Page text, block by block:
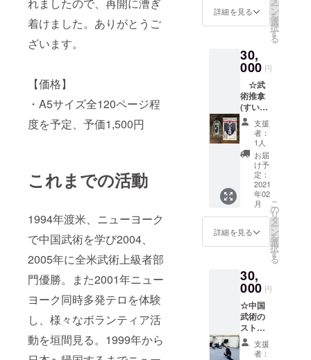
着けました。ありがとうご
ざいます。
【価格】
・A5サイズ全120ページ程
度を予定、予価1,500円
これまでの活動
1994年渡米、ニューヨーク
で中国武術を学び2004、
2005年に全米武術上級者部
門優勝。また2001年ニュー
ヨーク同時多発テロを体験
し、様々なボランティア活
動を垣間見る。1999年から
ル、生
駒市図
定) ＊支
援者の
交通費
や滞在
費はお
支払い
できま
せんの
で、何
卒ご了
承くだ
さい 関
西圏以
外での
合はご
連絡下
国内で
した
ら、ど
こでも
参りま
すが、
関西圏
以外の
間程度
える場
合は、
ご連絡
下さい
＊日程
(2021年
2月上旬
頃から
体験講
座を開
始しま
す) ＊場
所 (会場
は関西
圏での
スポー
ツセン
市いず
みホー
ル、生
駒市図
書会館
など予
定) ＊支
援者の
時間程
超える
場合
連絡下
さい ＊
日程
(2021年
2月上旬
頃から
体験講
座を開
始しま
す) ＊場
所 (会場
は関西
圏での
阿倍野
木津川
市いず
みホー
ル、生
駒市図
書会館
など予
定) ＊支
ご要望
に添え
を交え
て英語
で武術
クラス
を行い
ます。
★複数
名での
参加可
能です
★講座
時間は2
時間程
度の予
定 ★20
名以上
超える
さい ＊
日程
2月上旬
頃から
体験講
座を開
始しま
詳細を見る ー
ン
を
選
択
す
る
30,
000 円
☆武
術推拿
(すいな)
と白花
油でア
ロマカ
ンフー
推拿(す
いな)の
技術で
中国式
のツボ
押しま
す。 オ
イルの
す。ご
希望の
方は少
量つけ
てつぼ
押しを
おこな
いま
支援
者：
1人
お届
け予
定：
2021
年02
月
詳細を見る
こ
の
リ
タ
ー
ン
を
選
択
す
る
30,
000 円
☆中国
武術の
スト
レッチ
(柔功)を
支援
者：